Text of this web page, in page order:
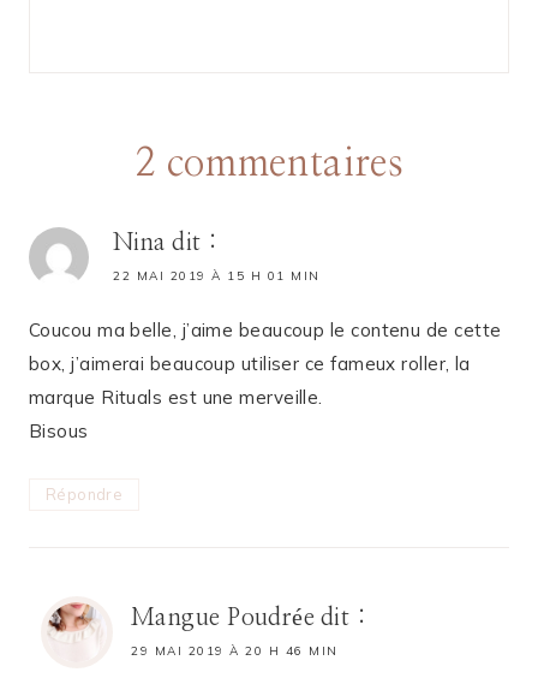
2 commentaires
Nina dit :
22 MAI 2019 À 15 H 01 MIN
Coucou ma belle, j’aime beaucoup le contenu de cette
box, j’aimerai beaucoup utiliser ce fameux roller, la
marque Rituals est une merveille.
Bisous
Répondre
Mangue Poudrée dit :
29 MAI 2019 À 20 H 46 MIN